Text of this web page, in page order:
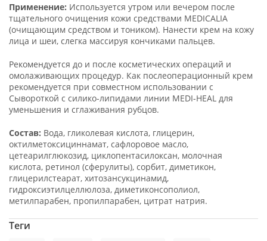
Применение: Используется утром или вечером после
тщательного очищения кожи средствами MEDICALIA
(очищающим средством и тоником). Нанести крем на кожу
лица и шеи, слегка массируя кончиками пальцев.
Рекомендуется до и после косметических операций и
омолаживающих процедур. Как послеоперационный крем
рекомендуется при совместном использовании с
Сывороткой с силико-липидами линии MEDI-HEAL для
уменьшения и сглаживания рубцов.
Состав: Вода, гликолевая кислота, глицерин,
октилметоксициннамат, сафлоровое масло,
цетеарилглюкозид, циклопентасилоксан, молочная
кислота, ретинол (сферулиты), сорбит, диметикон,
глицерилстеарат, хитозансукцинамид,
гидроксиэтилцеллюлоза, диметиконсополиол,
метилпарабен, пропилпарабен, цитрат натрия.
Теги